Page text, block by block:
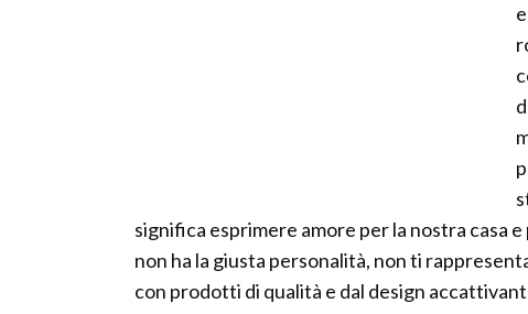
significa esprimere amore per la nostra casa
non ha la giusta personalità, non ti
con prodotti di qualità e dal design